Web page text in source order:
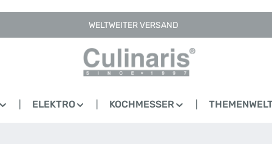
WELTWEITER VERSAND
ELEKTRO KOCHMESSER